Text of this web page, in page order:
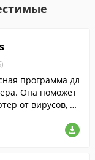
программа дл
Она поможет
от вирусов, тр